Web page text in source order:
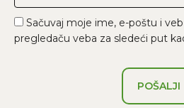
Sačuvaj moje ime, e-poštu i
pregledaču veba za sledeći put